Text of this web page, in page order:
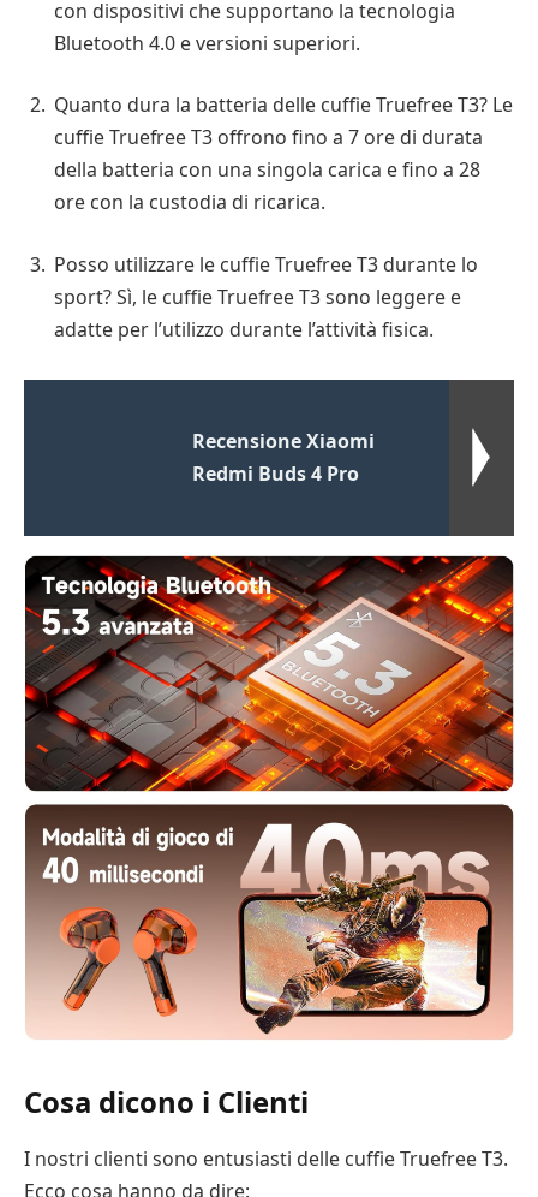
con dispositivi che supportano la tecnologia
Bluetooth 4.0 e versioni superiori.
Quanto dura la batteria delle cuffie Truefree T3? Le
cuffie Truefree T3 offrono fino a 7 ore di durata
della batteria con una singola carica e fino a 28
ore con la custodia di ricarica.
Posso utilizzare le cuffie Truefree T3 durante lo
sport? Sì, le cuffie Truefree T3 sono leggere e
adatte per l’utilizzo durante l’attività fisica.
Recensione Xiaomi
Redmi Buds 4 Pro
Cosa dicono i Clienti
I nostri clienti sono entusiasti delle cuffie Truefree T3.
Ecco cosa hanno da dire: